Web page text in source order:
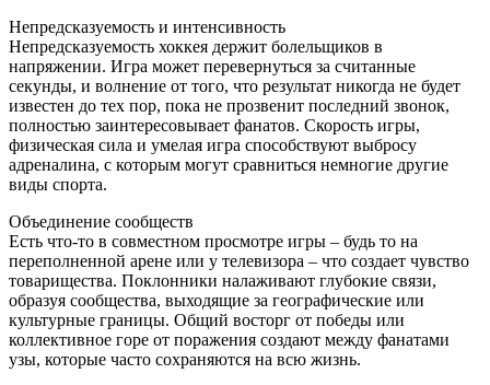
Непредсказуемость и интенсивность
Непредсказуемость хоккея держит болельщиков в
напряжении. Игра может перевернуться за считанные
секунды, и волнение от того, что результат никогда не будет
известен до тех пор, пока не прозвенит последний звонок,
полностью заинтересовывает фанатов. Скорость игры,
физическая сила и умелая игра способствуют выбросу
адреналина, с которым могут сравниться немногие другие
виды спорта.
Объединение сообществ
Есть что-то в совместном просмотре игры – будь то на
переполненной арене или у телевизора – что создает чувство
товарищества. Поклонники налаживают глубокие связи,
образуя сообщества, выходящие за географические или
культурные границы. Общий восторг от победы или
коллективное горе от поражения создают между фанатами
узы, которые часто сохраняются на всю жизнь.